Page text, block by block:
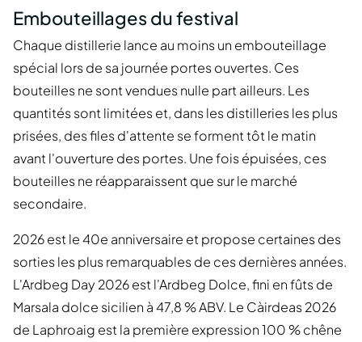
Embouteillages du festival
Chaque distillerie lance au moins un embouteillage
spécial lors de sa journée portes ouvertes. Ces
bouteilles ne sont vendues nulle part ailleurs. Les
quantités sont limitées et, dans les distilleries les plus
prisées, des files d'attente se forment tôt le matin
avant l'ouverture des portes. Une fois épuisées, ces
bouteilles ne réapparaissent que sur le marché
secondaire.
2026 est le 40e anniversaire et propose certaines des
sorties les plus remarquables de ces dernières années.
L'Ardbeg Day 2026 est l'Ardbeg Dolce, fini en fûts de
Marsala dolce sicilien à 47,8 % ABV. Le Càirdeas 2026
de Laphroaig est la première expression 100 % chêne